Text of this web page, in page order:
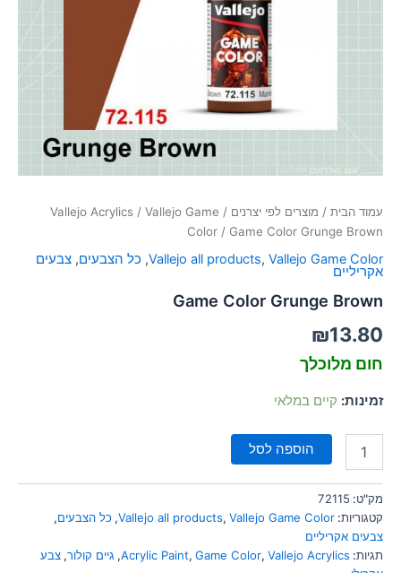
font_download סמן קישורים
לאפס
את
כל
האפשרויות
עמוד הבית / מוצרים לפי יצרנים /
Vallejo Acrylics / Vallejo Game
Color / Game Color Grunge Brown
Vallejo all products, Vallejo Game Color
, כל הצבעים, צבעים
אקריליים
Game Color Grunge Brown
₪13.80
חום מלוכלך
זמינות: קיים במלאי
הוספה לסל
מק"ט: 72115
קטגוריות:
Vallejo all products, Vallejo Game Color
, כל הצבעים,
צבעים אקריליים
תגיות:
Acrylic Paint, Game Color, Vallejo Acrylics
, גיים קולור, צבע